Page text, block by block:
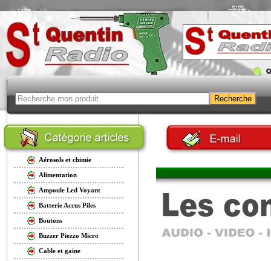
Aérosols et chimie
Alimentation
Ampoule Led Voyant
Batterie Accus Piles
Boutons
Buzzer Piezzo Micro
Cable et gaine